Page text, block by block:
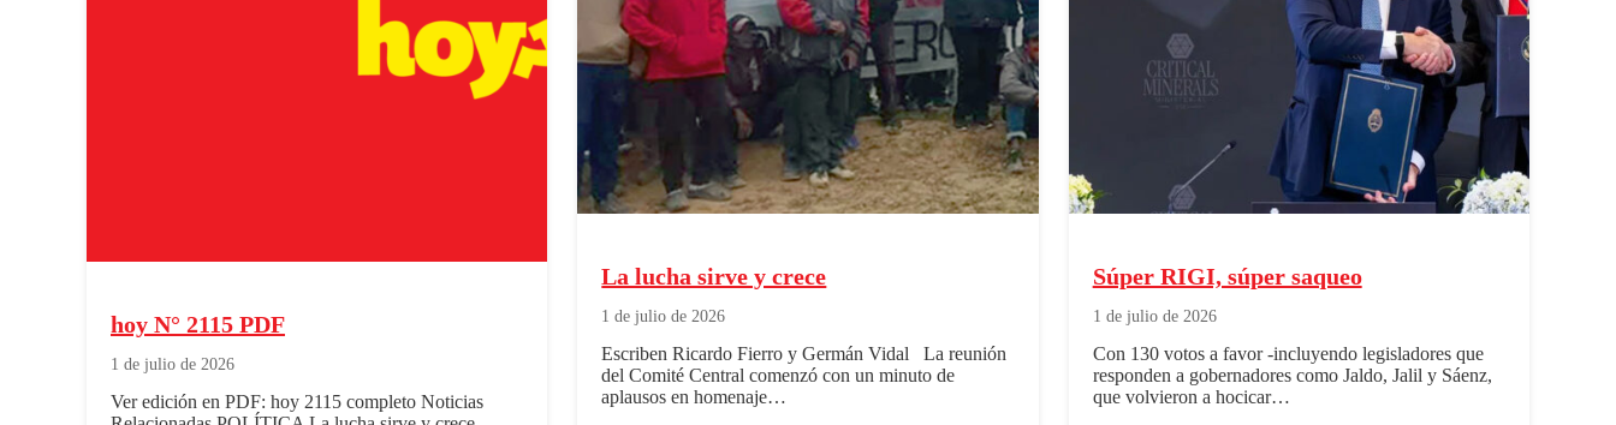
hoy N° 2115 PDF
1 de julio de 2026
Ver edición en PDF: hoy 2115 completo Noticias
La lucha sirve y crece
1 de julio de 2026
Escriben Ricardo Fierro y Germán Vidal La reunión
del Comité Central comenzó con un minuto de
aplausos en homenaje…
Súper RIGI, súper saqueo
1 de julio de 2026
Con 130 votos a favor -incluyendo legisladores que
responden a gobernadores como Jaldo, Jalil y Sáenz,
que volvieron a hocicar…